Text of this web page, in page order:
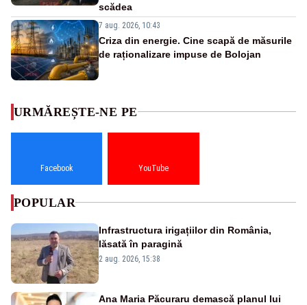
scădea
7 aug. 2026, 10:43
Criza din energie. Cine scapă de măsurile
de raționalizare impuse de Bolojan
URMĂREȘTE-NE PE
Facebook YouTube
POPULAR
Infrastructura irigațiilor din România,
lăsată în paragină
2 aug. 2026, 15:38
Ana Maria Păcuraru demască planul lui